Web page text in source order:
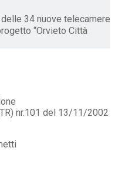
34 nuove telecamere
“Orvieto Città
nr.101 del 13/11/2002